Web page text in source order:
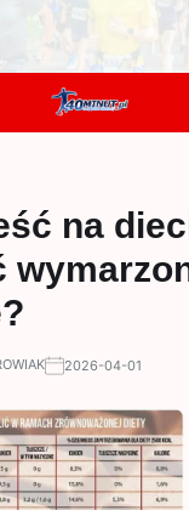
na
2026-04-01